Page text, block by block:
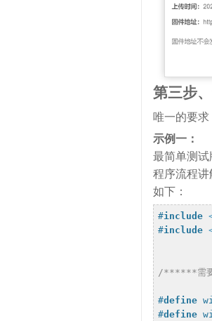
第三步
唯一的要求
示例一：
最简单测试
程序流程讲
如下：
#include
#include
/******需
#define
#define